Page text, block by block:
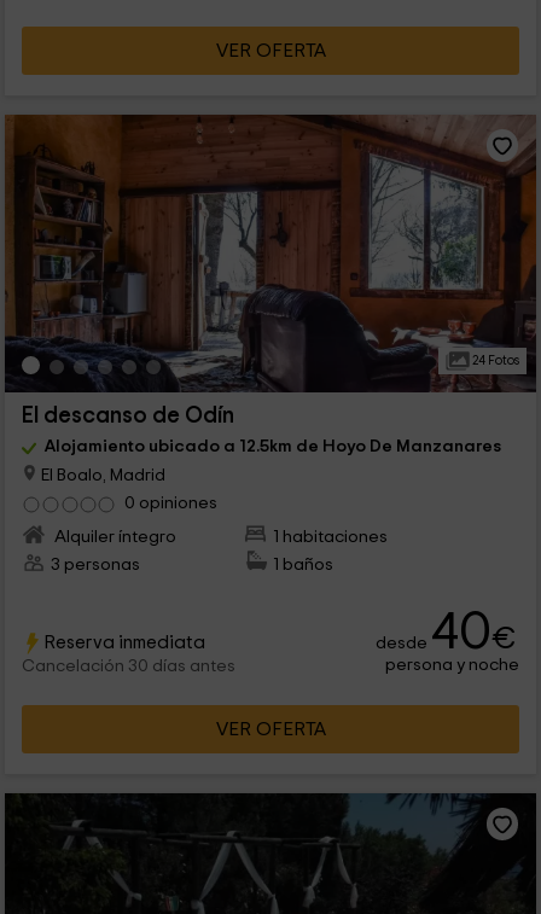
VER OFERTA
24 Fotos
El descanso de Odín
Alojamiento ubicado a 12.5km de Hoyo De Manzanares
El Boalo, Madrid
0 opiniones
Alquiler íntegro
1 habitaciones
3 personas
1 baños
Reserva inmediata
Cancelación 30 días antes
desde 40€
persona y noche
VER OFERTA